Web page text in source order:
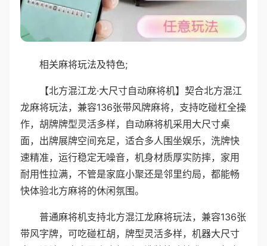
相关麻将玩法及特色;
【北方混江龙·大尺寸自动麻将机】契合北方混江
龙麻将玩法，兼容136张带风牌麻将，支持吃碰杠全操
作，胡牌牌型灵活多样，自动麻将机采用大尺寸桌
面，出牌展牌空间充足，适合多人围坐娱乐，洗牌快
速精准，运行稳定无噪音，机身材质厚实防摔，家用
耐用性拉满，不管是家庭小聚还是邻里约局，都能畅
快体验北方麻将的休闲氛围。
普通麻将机支持北方混江龙麻将玩法，兼容136张
带风字牌，可吃碰杠胡，牌型灵活多样，机器大尺寸